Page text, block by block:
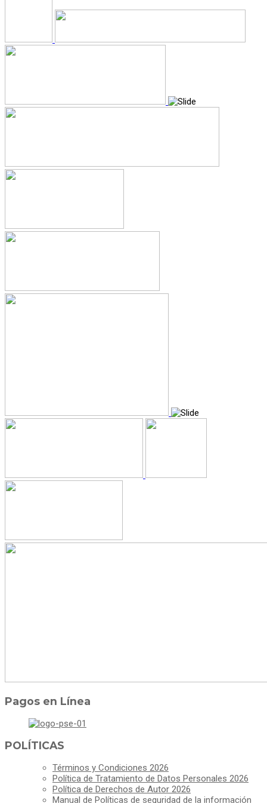
Pagos en Línea
POLÍTICAS
Términos y Condiciones 2026
Política de Tratamiento de Datos Personales 2026
Política de Derechos de Autor 2026
Manual de Políticas de seguridad de la información